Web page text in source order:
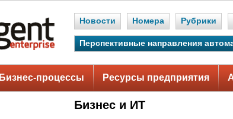
Новости Номера Рубрики
Перспективные направления
Бизнес-процессы Ресурсы предприятия
Бизнес и ИТ